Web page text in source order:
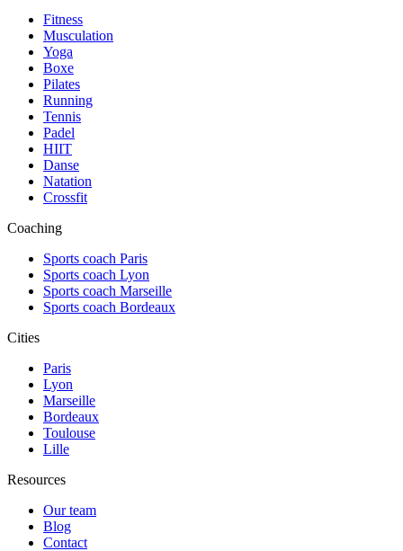
Fitness
Musculation
Yoga
Boxe
Pilates
Running
Tennis
Padel
HIIT
Danse
Natation
Crossfit
Coaching
Sports coach Paris
Sports coach Lyon
Sports coach Marseille
Sports coach Bordeaux
Cities
Paris
Lyon
Marseille
Bordeaux
Toulouse
Lille
Resources
Our team
Blog
Contact